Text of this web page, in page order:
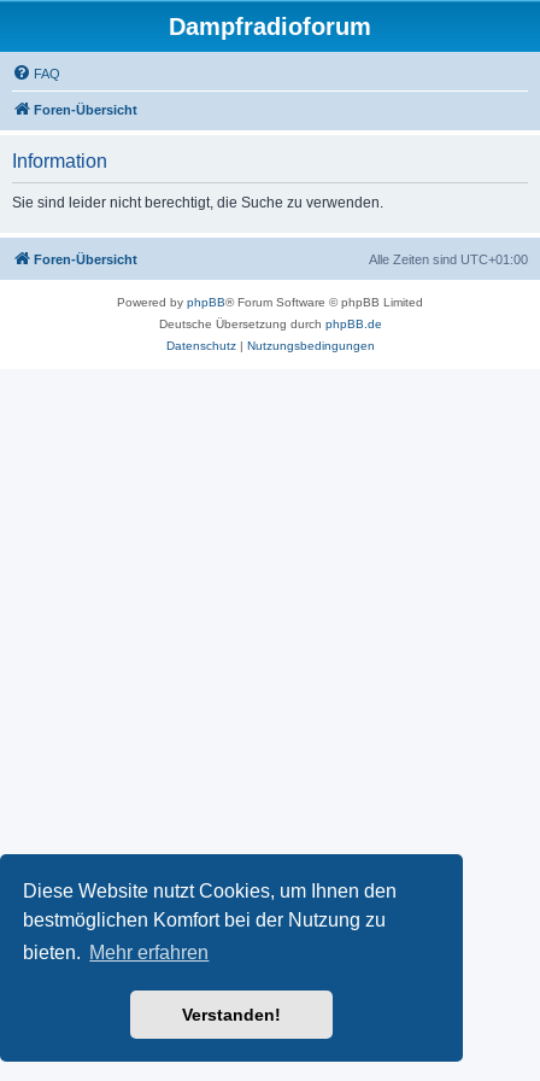
Diese Website nutzt Cookies, um Ihnen den
bestmöglichen Komfort bei der Nutzung zu
bieten. Mehr erfahren
Verstanden!
Dampfradioforum
FAQ
Foren-Übersicht
Information
Sie sind leider nicht berechtigt, die Suche zu verwenden.
Foren-Übersicht Alle Zeiten sind UTC+01:00
Powered by phpBB® Forum Software © phpBB Limited
Deutsche Übersetzung durch phpBB.de
Datenschutz| Nutzungsbedingungen